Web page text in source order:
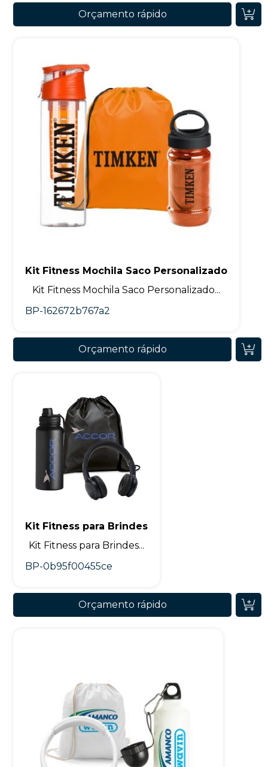
Orçamento rápido
Kit Fitness Mochila Saco Personalizado
Kit Fitness Mochila Saco Personalizado...
BP-162672b767a2
Orçamento rápido
Kit Fitness para Brindes
Kit Fitness para Brindes...
BP-0b95f00455ce
Orçamento rápido